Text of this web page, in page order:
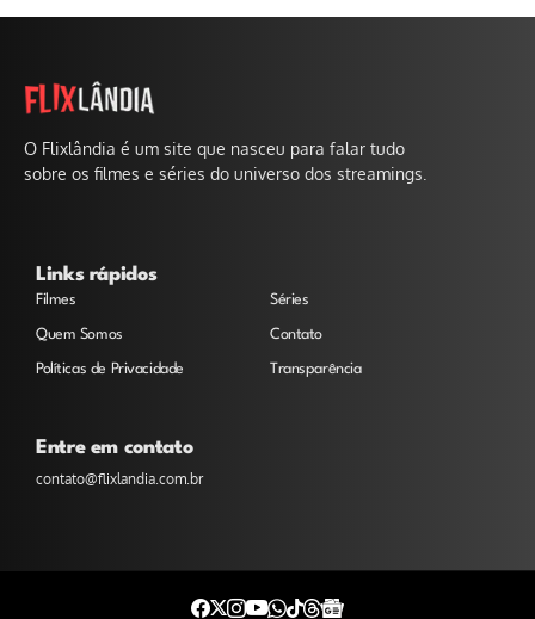
O Flixlândia é um site que nasceu para falar tudo
sobre os filmes e séries do universo dos streamings.
Links rápidos
Filmes Séries
Quem Somos Contato
Políticas de Privacidade Transparência
Entre em contato
contato@flixlandia.com.br